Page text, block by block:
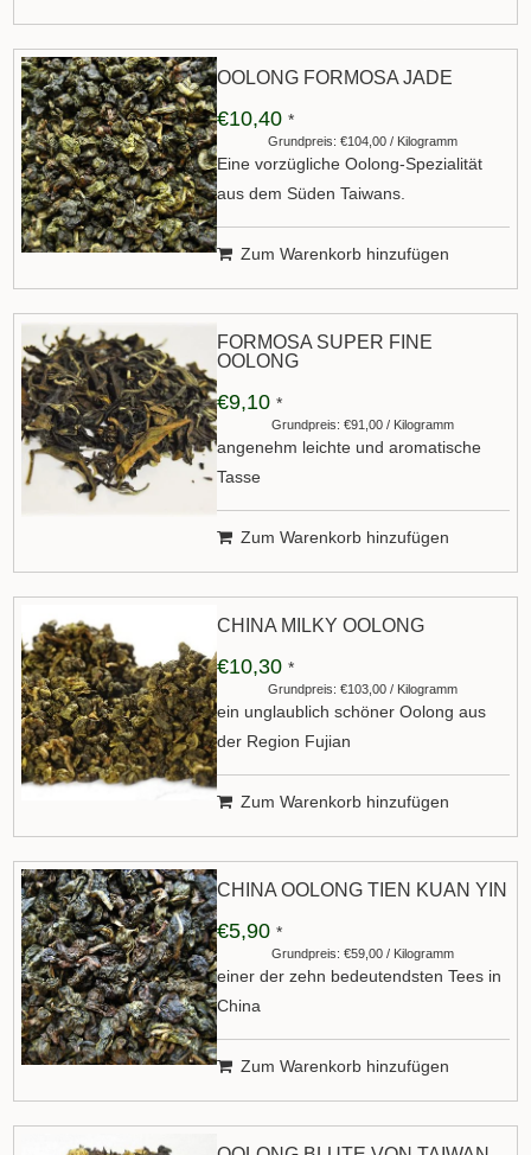
OOLONG FORMOSA JADE
€10,40 *
Grundpreis: €104,00 / Kilogramm
Eine vorzügliche Oolong-Spezialität
aus dem Süden Taiwans.
Zum Warenkorb hinzufügen
FORMOSA SUPER FINE
OOLONG
€9,10 *
Grundpreis: €91,00 / Kilogramm
angenehm leichte und aromatische
Tasse
Zum Warenkorb hinzufügen
CHINA MILKY OOLONG
€10,30 *
Grundpreis: €103,00 / Kilogramm
ein unglaublich schöner Oolong aus
der Region Fujian
Zum Warenkorb hinzufügen
CHINA OOLONG TIEN KUAN YIN
€5,90 *
Grundpreis: €59,00 / Kilogramm
einer der zehn bedeutendsten Tees in
China
Zum Warenkorb hinzufügen